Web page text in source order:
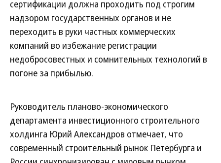
сертификации должна проходить под строгим
надзором государственных органов и не
переходить в руки частных коммерческих
компаний во избежание регистрации
недобросовестных и сомнительных технологий в
погоне за прибылью.
Руководитель планово-экономического
департамента инвестиционного строительного
холдинга Юрий Александров отмечает, что
современный строительный рынок Петербурга и